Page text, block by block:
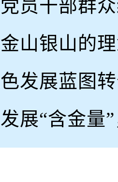
员干部群
山银山的
发展蓝图
展“含金量